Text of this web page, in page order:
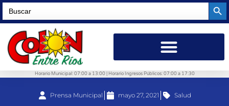
Search
for:
Horario Municipal: 07:00 a 13:00 | Horario Ingresos Públicos: 07:00 a 17:30
Prensa Municipal mayo 27, 2021 Salud